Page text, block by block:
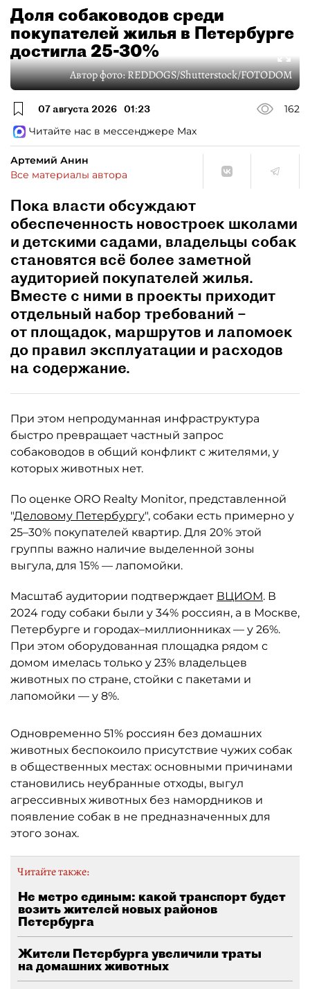
Доля собаководов среди
покупателей жилья в Петербурге
достигла 25-30%
Автор фото:REDDOGS/Shutterstock/FOTODOM
07 августа 2026 01:23
162
Читайте нас в мессенджере Max
Артемий Анин
Все материалы автора
Пока власти обсуждают
обеспеченность новостроек школами
и детскими садами, владельцы собак
становятся всё более заметной
аудиторией покупателей жилья.
Вместе с ними в проекты приходит
отдельный набор требований –
от площадок, маршрутов и лапомоек
до правил эксплуатации и расходов
на содержание.
При этом непродуманная инфраструктура
быстро превращает частный запрос
собаководов в общий конфликт с жителями, у
которых животных нет.
По оценке ORO Realty Monitor, представленной
"Деловому Петербургу", собаки есть примерно у
25–30% покупателей квартир. Для 20% этой
группы важно наличие выделенной зоны
выгула, для 15% — лапомойки.
Масштаб аудитории подтверждает ВЦИОМ. В
2024 году собаки были у 34% россиян, а в Москве,
Петербурге и городах–миллионниках — у 26%.
При этом оборудованная площадка рядом с
домом имелась только у 23% владельцев
животных по стране, стойки с пакетами и
лапомойки — у 8%.
Одновременно 51% россиян без домашних
животных беспокоило присутствие чужих собак
в общественных местах: основными причинами
становились неубранные отходы, выгул
агрессивных животных без намордников и
появление собак в не предназначенных для
этого зонах.
Читайте также:
Не метро единым: какой транспорт будет
возить жителей новых районов
Петербурга
Жители Петербурга увеличили траты
на домашних животных